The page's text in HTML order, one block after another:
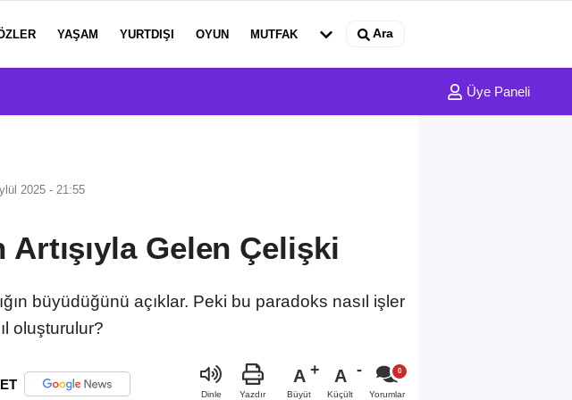
YAŞAM YURTDIŞI OYUN MUTFAK Ara
Üye Paneli
2025 - 21:55
Gelen Çelişki
büyüdüğünü açıklar. Peki bu paradoks nasıl işler
oluşturulur?
Dinle Yazdır
A
Büyüt
A
Küçült Yorumlar